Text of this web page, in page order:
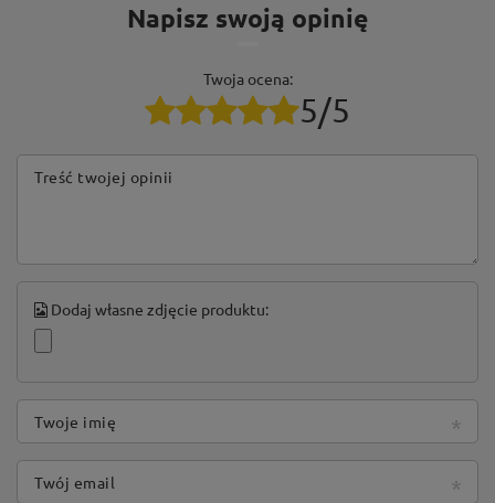
Napisz swoją opinię
Twoja ocena:
5/5
Treść twojej opinii
Dodaj własne zdjęcie produktu:
Twoje imię
Twój email